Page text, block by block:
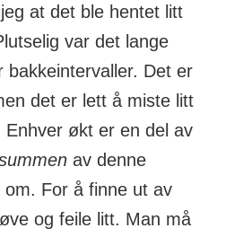
at det ble hentet litt
var det lange
bakkeintervaller. Det er
det er lett å miste litt
økt er en del av
av denne
For å finne ut av
og feile litt. Man må